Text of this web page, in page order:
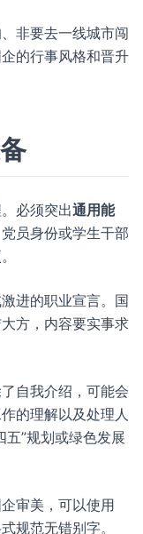
非要去一线城市闯
的行事风格和晋升
必须突出通用能
员身份或学生干部
进的职业宣言。国
方，内容要实事求
自我介绍，可能会
的理解以及处理人
五”规划或绿色发展
审美，可以使用
规范无错别字。